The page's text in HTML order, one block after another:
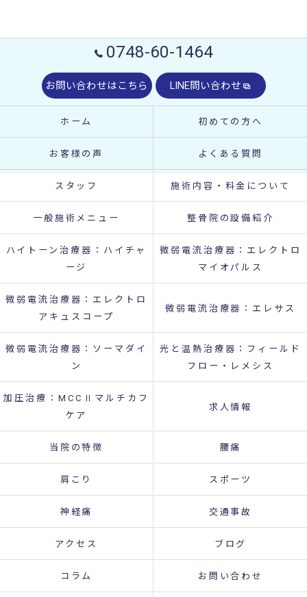
0748-60-1464
お問い合わせはこちら LINE問い合わせ
ホーム 初めての方へ
お客様の声 よくある質問
スタッフ 施術内容・料金について
一般施術メニュー 整骨院の設備紹介
ハイトーン治療器：ハイチャ
ージ
微弱電流治療器：エレクトロ
マイオパルス
微弱電流治療器：エレクトロ
アキュスコープ
微弱電流治療器：エレサス
微弱電流治療器：ソーマダイ
ン
光と温熱治療器：フィールド
フロー・レメシス
加圧治療：MCCⅡマルチカフ
ケア
求人情報
当院の特徴 腰痛
肩こり スポーツ
神経痛 交通事故
アクセス ブログ
コラム お問い合わせ